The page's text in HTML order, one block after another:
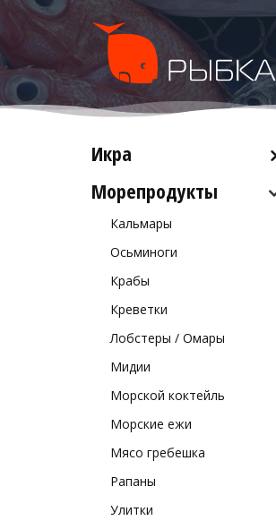
Икра
Красная икра
Морепродукты
Кальмары
Осьминоги
Крабы
Креветки
Лобстеры / Омары
Мидии
Морской коктейль
Морские ежи
Мясо гребешка
Рапаны
Улитки